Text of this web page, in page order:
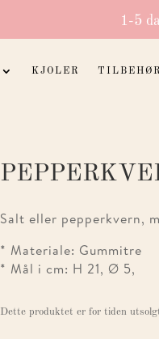
1-5
KJOLER TILBEHØR
Salt eller pepperkvern,
* Materiale: Gummitre
* Mål i cm: H 21, Ø 5,
Dette produktet er for tiden